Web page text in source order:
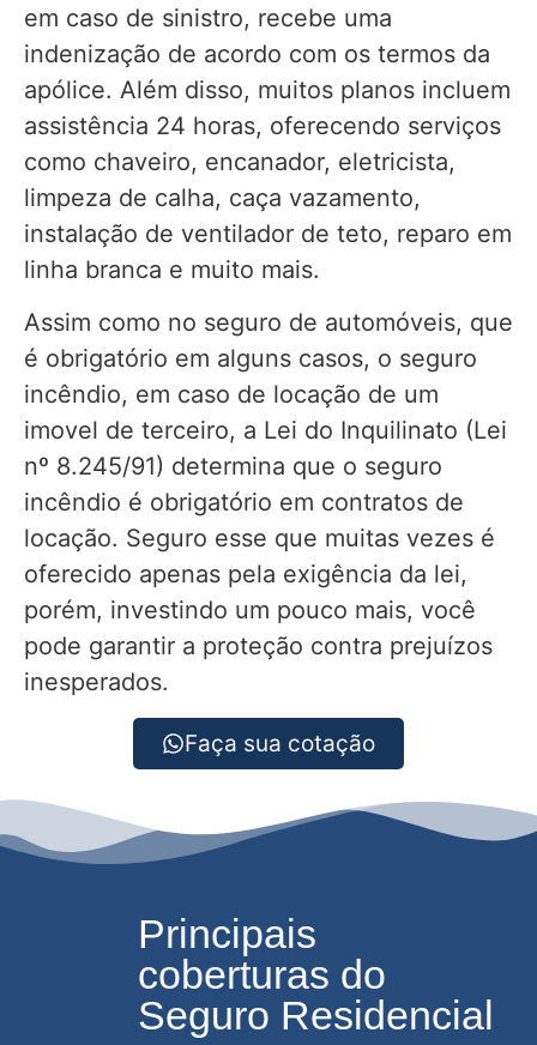
em caso de sinistro, recebe uma
indenização de acordo com os termos da
apólice. Além disso, muitos planos incluem
assistência 24 horas, oferecendo serviços
como chaveiro, encanador, eletricista,
limpeza de calha, caça vazamento,
instalação de ventilador de teto, reparo em
linha branca e muito mais.
Assim como no seguro de automóveis, que
é obrigatório em alguns casos, o seguro
incêndio, em caso de locação de um
imovel de terceiro, a Lei do Inquilinato (Lei
nº 8.245/91) determina que o seguro
incêndio é obrigatório em contratos de
locação. Seguro esse que muitas vezes é
oferecido apenas pela exigência da lei,
porém, investindo um pouco mais, você
pode garantir a proteção contra prejuízos
inesperados.
Faça sua cotação
Principais
coberturas do
Seguro Residencial